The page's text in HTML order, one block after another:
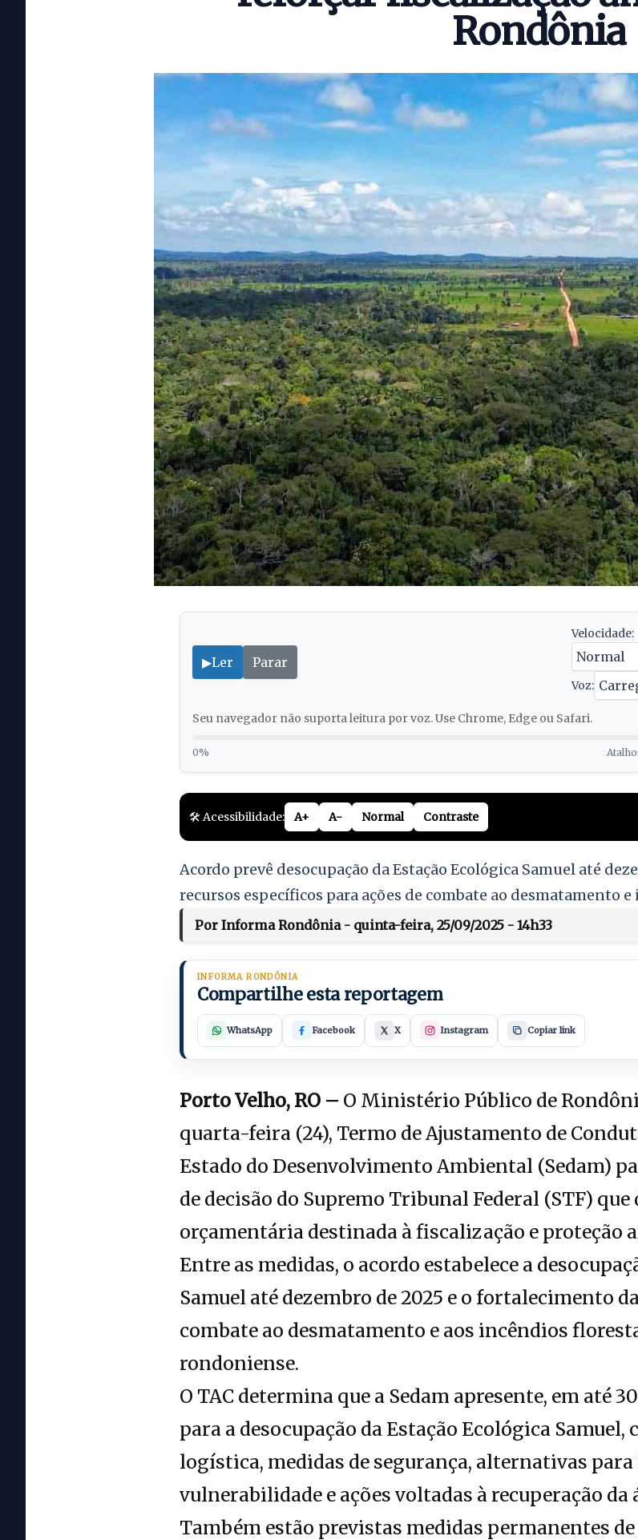
Rondônia
▶Ler Parar
Velocidade:
Voz:
Seu navegador não suporta leitura por voz. Use Chrome, Edge ou Safari.
0%
🛠️ Acessibilidade: A+ A- Normal Contraste
Acordo prevê desocupação da Estação Ecológica Samuel até
recursos específicos para ações de combate ao desmatamento
Por Informa Rondônia - quinta-feira, 25/09/2025 - 14h33
INFORMA RONDÔNIA
Compartilhe esta reportagem
WhatsApp Facebook X Instagram Copiar link
Porto Velho, RO – O Ministério Público de
quarta-feira (24), Termo de Ajustamento de
Estado do Desenvolvimento Ambiental (Sedam)
de decisão do Supremo Tribunal Federal (STF)
orçamentária destinada à fiscalização e proteção
Entre as medidas, o acordo estabelece a
Samuel até dezembro de 2025 e o fortalecimento
combate ao desmatamento e aos incêndios
rondoniense.
O TAC determina que a Sedam apresente, em até
para a desocupação da Estação Ecológica
logística, medidas de segurança, alternativas
vulnerabilidade e ações voltadas à recuperação da
Também estão previstas medidas permanentes